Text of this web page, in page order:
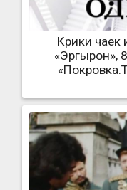
Крики чаек
«Эргырон»,